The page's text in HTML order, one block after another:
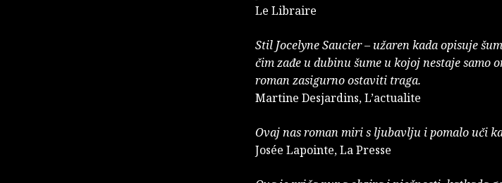
Le Libraire
Stil Jocelyne Saucier – užaren kada opisuje
čim zađe u dubinu šume u kojoj nestaje samo
roman zasigurno ostaviti traga.
Martine Desjardins, L’actualite
Ovaj nas roman miri s ljubavlju i pomalo uči
Josée Lapointe, La Presse